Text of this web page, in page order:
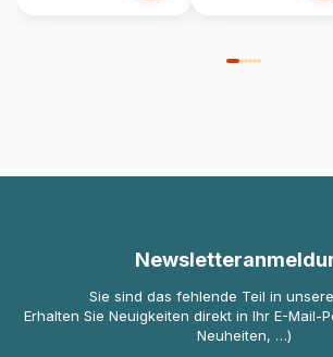
Sie sind das fehlende Teil in
Erhalten Sie Neuigkeiten direkt in Ihr E-Mail-
Neuheiten, …)